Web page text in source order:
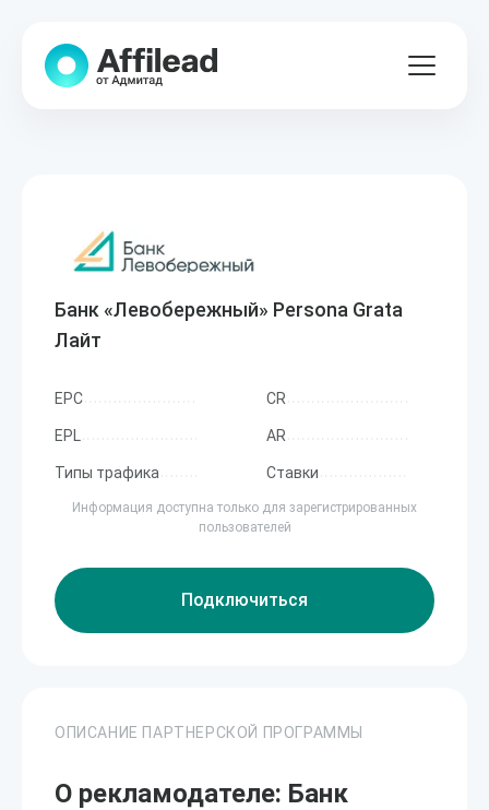
Банк «Левобережный» Persona Grata
Лайт
EPC CR
EPL AR
Типы трафика Ставки
Информация доступна только для зарегистрированных
пользователей
Подключиться
ОПИСАНИЕ ПАРТНЕРСКОЙ ПРОГРАММЫ
О рекламодателе: Банк